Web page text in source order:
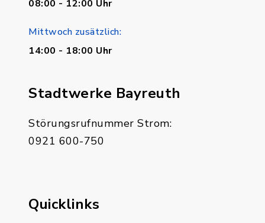
08:00 - 12:00 Uhr
Mittwoch zusätzlich:
14:00 - 18:00 Uhr
Stadtwerke Bayreuth
Störungsrufnummer Strom:
0921 600-750
Quicklinks